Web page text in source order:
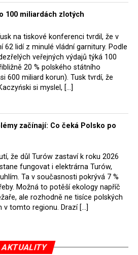
a zatím neúplných součtů
kdy se v Polsku (za vydatné
sovětského teroru) moci ujímali
důvodů odsouzeno k trestu
Z tohoto počtu bylo asi 3 000
se odhaduje, že během
vesnic podporujících
zatýkání a
jemuž byli vystaveni zajatí
přívrženci, zemřelo nebo bylo
000 lidí. Celkový počet osob
důvodů v letech 1944–56 se
– mnozí z nich byli lidé
a členové konspiračních
odpovědět také na zásadní
roce 1944 vlastně odehrávalo?
Boj proti novým okupantům?
že se jednalo o občanskou
100 miliardách zlotých
na tiskové konferenci tvrdil, že v
62 lidí z minulé vládní garnitury. Podle
veřejných výdajů týká 100
20 % polského státního
600 miliard korun). Tusk tvrdí, že
si myslel, […]
začínají: Co čeká Polsko po
že důl Turów zastaví k roku 2026
fungovat i elektrárna Turów,
Ta v současnosti pokrývá 7 %
Možná to potěší ekology napříč
ale rozhodně ne tisíce polských
v tomto regionu. Drazí […]
AKTUALITY